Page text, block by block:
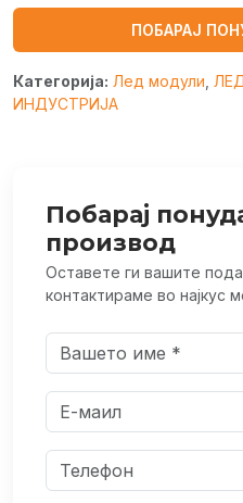
ПОБАРАЈ
Категорија: Лед модули
ИНДУСТРИЈА
Побарај
производ
Оставете ги вашите
контактираме во најкус